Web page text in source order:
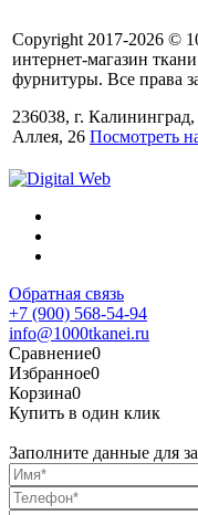
Copyright 2017-2026 ©
интернет-магазин
фурнитуры. Все права
236038, г.
Аллея, 26 Посмотреть
Обратная связь
+7 (900) 568-54-94
info@1000tkanei.ru
Сравнение0
Избранное0
Корзина0
Купить в один клик
Заполните данные для